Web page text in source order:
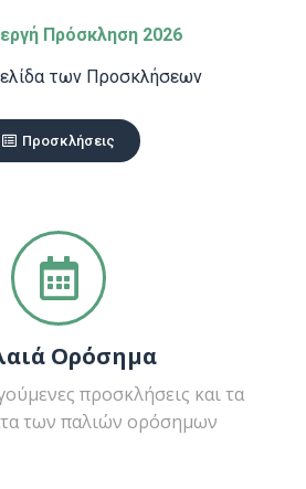
Πρόσκληση 2026
των Προσκλήσεων
Προσκλήσεις
Ορόσημα
προσκλήσεις και τα
των παλιών ορόσημων